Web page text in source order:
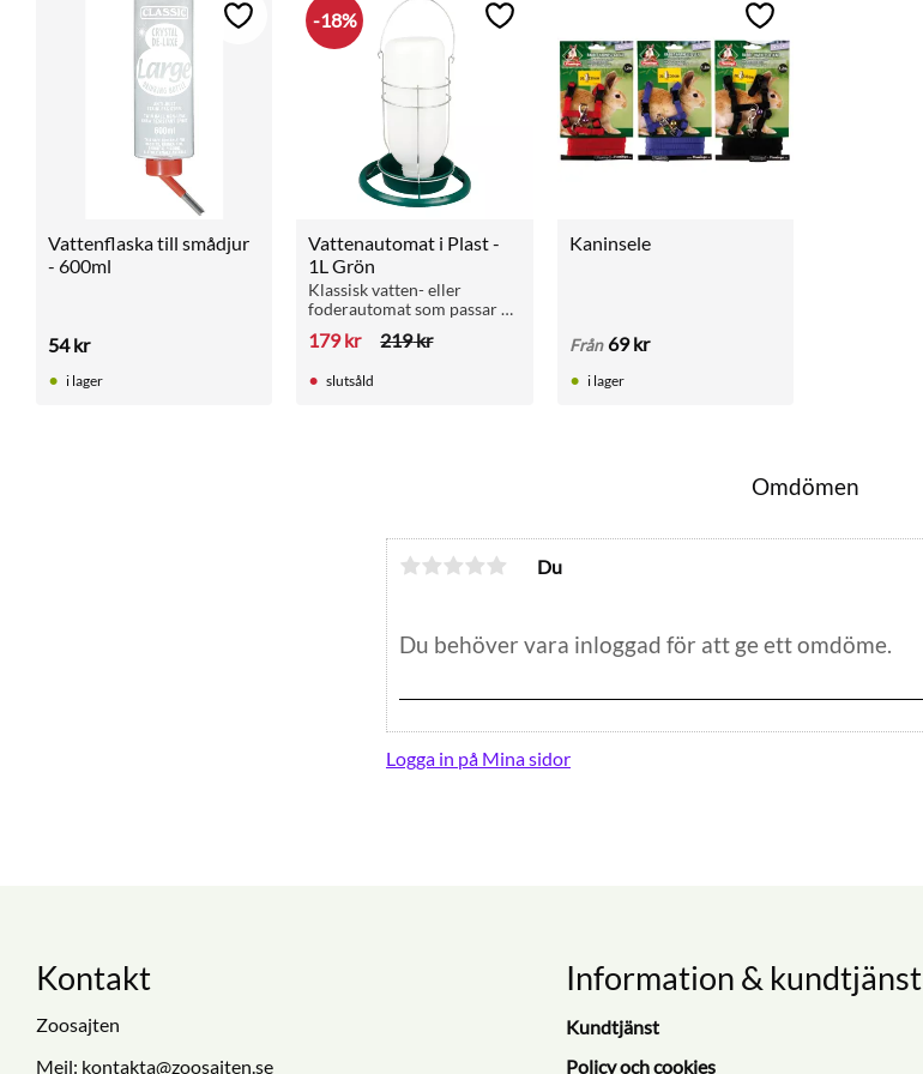
Vattenflaska till smådjur
- 600ml
54kr
Lägg till i favoriter
i lager
Vattenautomat i Plast -
1L Grön
Klassisk vatten- eller
foderautomat som passar
småfåglar.
179kr 219kr
18% Lägg till i favoriter
slutsåld
Kaninsele
Från 69kr
Lägg till i favoriter
i lager
Omdömen
Du
Logga in på Mina sidor
Kontakt
Zoosajten
Mejl: kontakta@zoosajten.se
Information & kundtjänst
Kundtjänst
Policy och cookies